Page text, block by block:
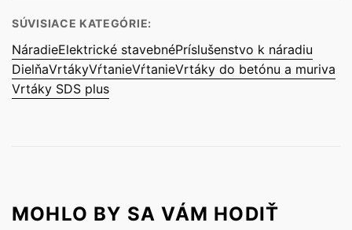
SÚVISIACE KATEGÓRIE:
NáradieElektrické stavebnéPríslušenstvo k náradiu
DielňaVrtákyVŕtanieVŕtanieVrtáky do betónu a muriva
Vrtáky SDS plus
MOHLO BY SA VÁM HODIŤ